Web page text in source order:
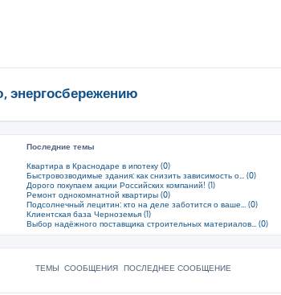
энергосбережению
Последние темы
Квартира в Краснодаре в ипотеку (0)
Быстровозводимые здания: как снизить зависимость о... (0)
Дорого покупаем акции Российских компаний! (1)
Ремонт однокомнатной квартиры (0)
Подсолнечный лецитин: кто на деле заботится о ваше... (0)
Клиентская база Черноземья (1)
Выбор надёжного поставщика строительных материалов... (0)
ТЕМЫ СООБЩЕНИЯ ПОСЛЕДНЕЕ СООБЩЕНИЕ